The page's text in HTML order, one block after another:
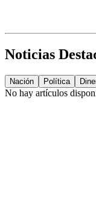
Noticias
Nación Política
No hay artículos